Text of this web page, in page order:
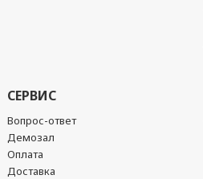
СЕРВИС
Вопрос-ответ
Демозал
Оплата
Доставка